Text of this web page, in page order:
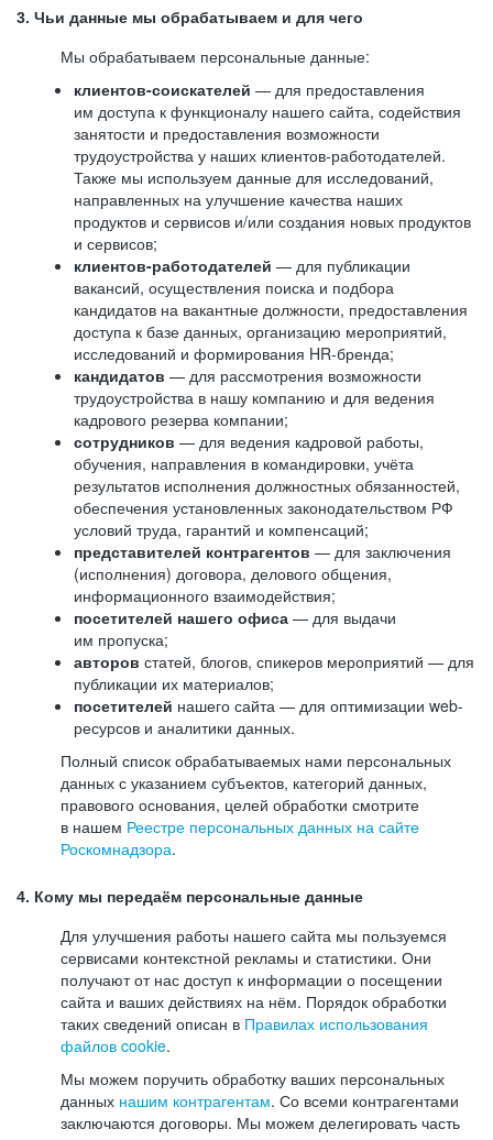
3. Чьи данные мы обрабатываем и для чего
Мы обрабатываем персональные данные:
клиентов-соискателей — для предоставления
им доступа к функционалу нашего сайта, содействия
занятости и предоставления возможности
трудоустройства у наших клиентов-работодателей.
Также мы используем данные для исследований,
направленных на улучшение качества наших
продуктов и сервисов и/или создания новых продуктов
и сервисов;
клиентов-работодателей — для публикации
вакансий, осуществления поиска и подбора
кандидатов на вакантные должности, предоставления
доступа к базе данных, организацию мероприятий,
исследований и формирования HR-бренда;
кандидатов — для рассмотрения возможности
трудоустройства в нашу компанию и для ведения
кадрового резерва компании;
сотрудников — для ведения кадровой работы,
обучения, направления в командировки, учёта
результатов исполнения должностных обязанностей,
обеспечения установленных законодательством РФ
условий труда, гарантий и компенсаций;
представителей контрагентов — для заключения
(исполнения) договора, делового общения,
информационного взаимодействия;
посетителей нашего офиса — для выдачи
им пропуска;
авторов статей, блогов, спикеров мероприятий — для
публикации их материалов;
посетителей нашего сайта — для оптимизации web-
ресурсов и аналитики данных.
Полный список обрабатываемых нами персональных
данных с указанием субъектов, категорий данных,
правового основания, целей обработки смотрите
в нашем Реестре персональных данных на сайте
Роскомнадзора.
4. Кому мы передаём персональные данные
Для улучшения работы нашего сайта мы пользуемся
сервисами контекстной рекламы и статистики. Они
получают от нас доступ к информации о посещении
сайта и ваших действиях на нём. Порядок обработки
таких сведений описан в Правилах использования
файлов cookie.
Мы можем поручить обработку ваших персональных
данных нашим контрагентам. Со всеми контрагентами
заключаются договоры. Мы можем делегировать часть